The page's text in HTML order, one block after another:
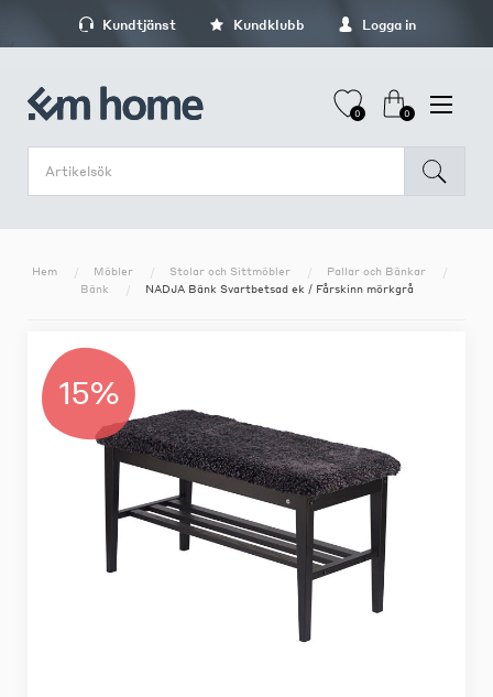
Kundtjänst Kundklubb Logga in
0 0
Hem Möbler Stolar och Sittmöbler
Pallar och Bänkar
Bänk
NADJA Bänk Svartbetsad ek / Fårskinn mörkgrå
15%